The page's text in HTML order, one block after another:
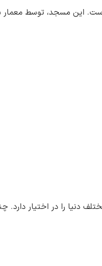
این مسجد، توسط معمار
دنیا را در اختیار دارد.